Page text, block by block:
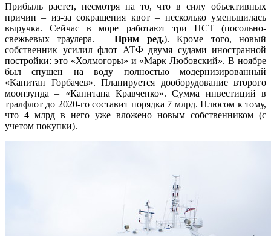
Прибыль растет, несмотря на то, что в силу объективных
причин – из-за сокращения квот – несколько уменьшилась
выручка. Сейчас в море работают три ПСТ (посольно-
свежьевых траулера. –Прим ред.). Кроме того, новый
собственник усилил флот АТФ двумя судами иностранной
постройки: это «Холмогоры» и «Марк Любовский». В ноябре
был спущен на воду полностью модернизированный
«Капитан Горбачев». Планируется дооборудование второго
моонзунда – «Капитана Кравченко». Сумма инвестиций в
тралфлот до 2020-го составит порядка 7 млрд. Плюсом к тому,
что 4 млрд в него уже вложено новым собственником (с
учетом покупки).